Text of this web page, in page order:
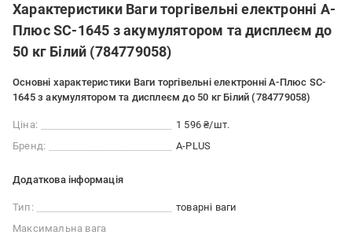
Характеристики Ваги торгівельні електронні А-
Плюс SC-1645 з акумулятором та дисплеєм до
50 кг Білий (784779058)
Основні характеристики Ваги торгівельні електронні А-Плюс SC-
1645 з акумулятором та дисплеєм до 50 кг Білий (784779058)
Ціна:
1 596 ₴/шт.
Бренд:
A-PLUS
Додаткова інформація
Тип:
товарні ваги
Максимальна вага